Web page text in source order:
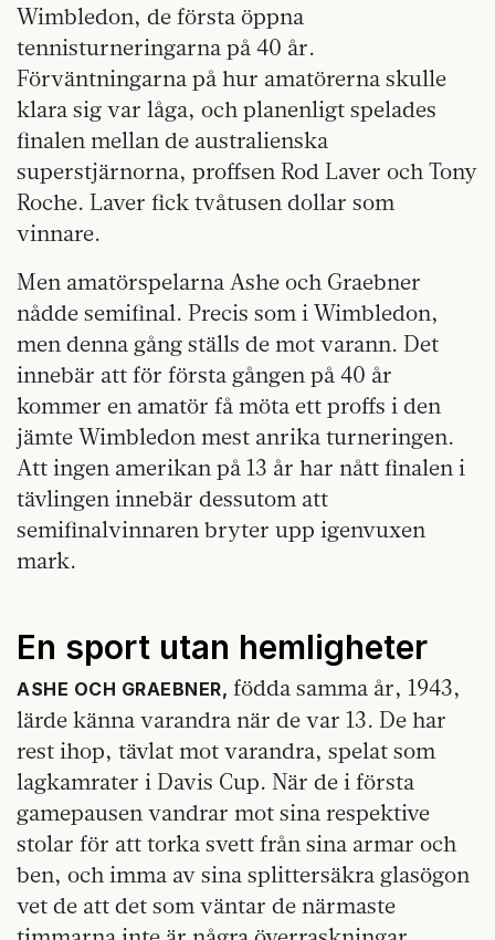
Wimbledon, de första öppna
tennisturneringarna på 40 år.
Förväntningarna på hur amatörerna skulle
klara sig var låga, och planenligt spelades
finalen mellan de australienska
superstjärnorna, proffsen Rod Laver och Tony
Roche. Laver fick tvåtusen dollar som
vinnare.
Men amatörspelarna Ashe och Graebner
nådde semifinal. Precis som i Wimbledon,
men denna gång ställs de mot varann. Det
innebär att för första gången på 40 år
kommer en amatör få möta ett proffs i den
jämte Wimbledon mest anrika turneringen.
Att ingen amerikan på 13 år har nått finalen i
tävlingen innebär dessutom att
semifinalvinnaren bryter upp igenvuxen
mark.
En sport utan hemligheter
ASHE OCH GRAEBNER, födda samma år, 1943,
lärde känna varandra när de var 13. De har
rest ihop, tävlat mot varandra, spelat som
lagkamrater i Davis Cup. När de i första
gamepausen vandrar mot sina respektive
stolar för att torka svett från sina armar och
ben, och imma av sina splittersäkra glasögon
vet de att det som väntar de närmaste